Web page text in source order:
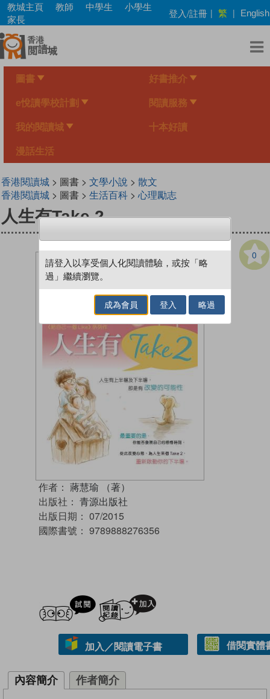
Skip
main
content
教城主頁 教師 中學生
小學生
家長
登入/註冊 | 繁 | English
圖書 好書推介
e悅讀學校計劃 閱讀服務
我的閱讀城 十本好讀
漫話生活
香港閱讀城> 圖書 > 文學小說 > 散文
香港閱讀城> 圖書 > 生活百科> 心理勵志
人生有Take 2
0
作者： 蔣慧瑜 （著）
出版社： 青源出版社
出版日期： 07/2015
國際書號： 9789888276356
試閲
加入／閱讀電子書 借閱實體
內容簡介 作者簡介
請登入以享受個人化閱讀體驗，或按「略
過」繼續瀏覽。
成為會員 登入 略過